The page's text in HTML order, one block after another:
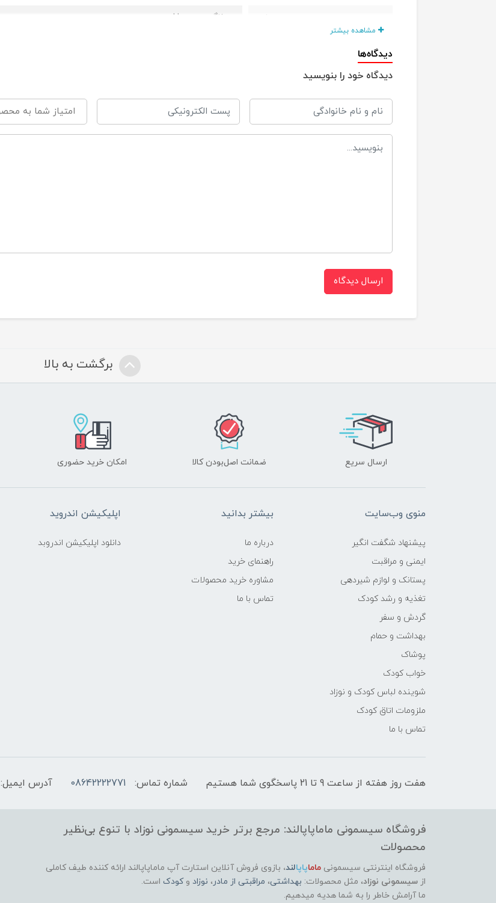
هانگر Huanger
مشاهده بیشتر
دیدگاه‌ها
دیدگاه خود را بنویسید
ارسال دیدگاه
برگشت به بالا
ارسال سریع ضمانت اصل‌بودن کالا امکان خرید حضوری
منوی وب‌سایت
پیشنهاد شگفت انگیر
ایمنی و مراقبت
پستانک و لوازم شیردهی
تغذیه و رشد کودک
گردش و سفر
بهداشت و حمام
پوشاک
خواب کودک
شوینده لباس کودک و نوزاد
ملزومات اتاق کودک
تماس با ما
بیشتر بدانید
درباره ما
راهنمای خرید
مشاوره خرید محصولات
تماس با ما
اپلیکیشن اندروید
دانلود اپلیکیشن اندروبد
هفت روز هفته از ساعت 9 تا 21 پاسخگوی شما هستیم شماره تماس: 08642222771 آدرس ایمیل:
فروشگاه سیسمونی ماماپاپالند: مرجع برتر خرید سیسمونی نوزاد با تنوع بی‌نظیر
محصولات
فروشگاه اینترنتی سیسمونی ماماپاپالند، بازوی فروش آنلاین استارت آپ ماماپاپالند ارائه کننده طیف کاملی
از سیسمونی نوزاد، مثل محصولات: بهداشتی، مراقبتی از مادر، نوزاد وکودک است.
ما آرامش خاطر را به شما هدیه میدهیم.